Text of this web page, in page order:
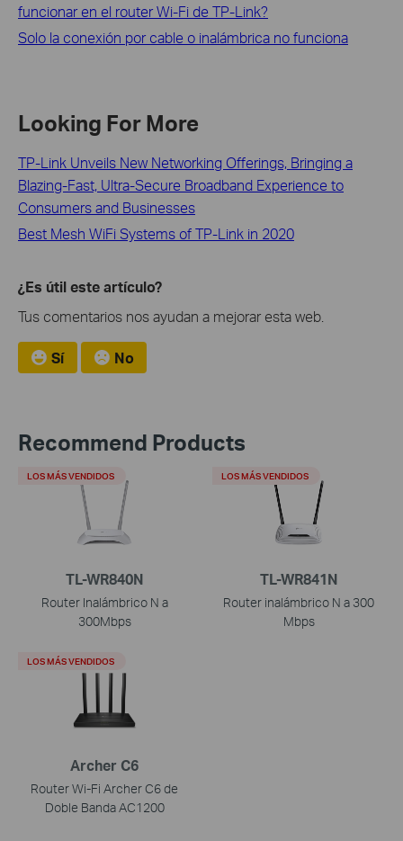
funcionar en el router Wi-Fi de TP-Link?
Solo la conexión por cable o inalámbrica no funciona
Looking For More
TP-Link Unveils New Networking Offerings, Bringing a
Blazing-Fast, Ultra-Secure Broadband Experience to
Consumers and Businesses
Best Mesh WiFi Systems of TP-Link in 2020
¿Es útil este artículo?
Tus comentarios nos ayudan a mejorar esta web.
Sí No
Recommend Products
TL-WR840N
Router Inalámbrico N a
300Mbps
LOS MÁS VENDIDOS
TL-WR841N
Router inalámbrico N a 300
Mbps
LOS MÁS VENDIDOS
Archer C6
Router Wi-Fi Archer C6 de
Doble Banda AC1200
LOS MÁS VENDIDOS